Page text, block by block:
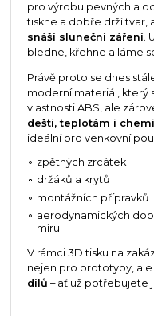
pro výrobu pevných a
tiskne a dobře drží tvar,
snáší sluneční záření.
bledne, křehne a láme
Právě proto se dnes
moderní materiál, který
vlastnosti ABS, ale
dešti, teplotám i
ideální pro venkovní
zpětných zrcátek
držáků a krytů
montážních přípravků
aerodynamických
míru
V rámci 3D tisku na
nejen pro prototypy, ale
dílů – ať už potřebujete